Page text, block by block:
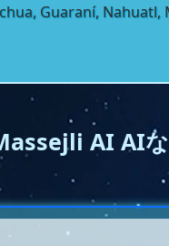
Guaraní,
AI AIな